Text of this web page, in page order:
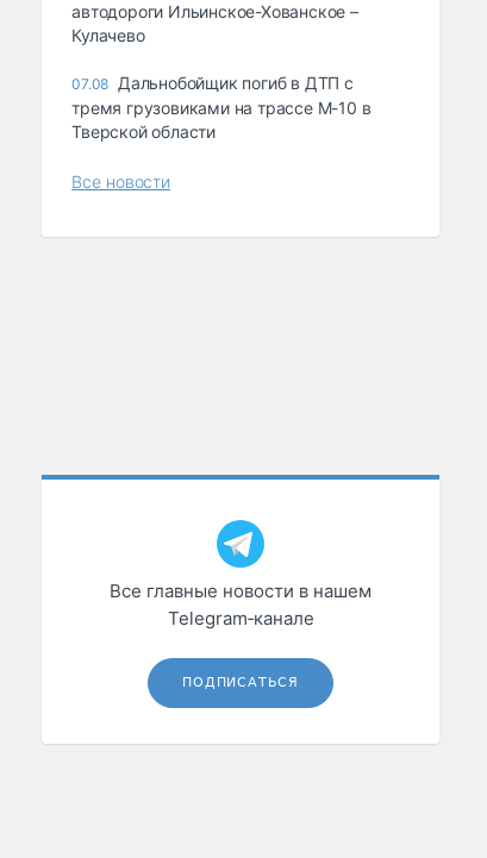
автодороги Ильинское-Хованское –
Кулачево
07.08 Дальнобойщик погиб в ДТП с
тремя грузовиками на трассе М-10 в
Тверской области
Все новости
Все главные новости в нашем
Telegram‑канале
ПОДПИСАТЬСЯ